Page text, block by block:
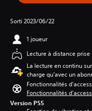
Sorti 2023/06/22
1 joueur
Lecture à distance prise
La lecture en continu
charge qu’avec un
Fonctionnalités
Fonctionnalités
Version PS5